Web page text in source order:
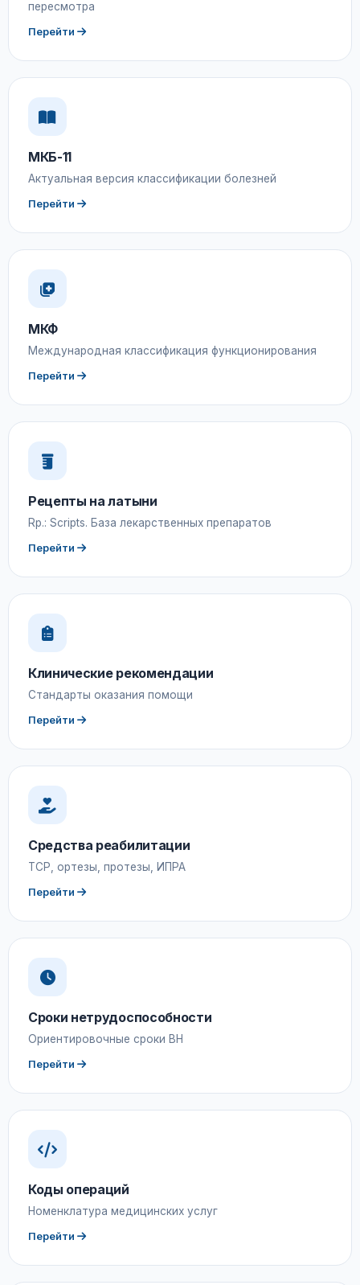
пересмотра
Перейти
МКБ-11
Актуальная версия классификации болезней
Перейти
МКФ
Международная классификация функционирования
Перейти
Рецепты на латыни
Rp.: Scripts. База лекарственных препаратов
Перейти
Клинические рекомендации
Стандарты оказания помощи
Перейти
Средства реабилитации
ТСР, ортезы, протезы, ИПРА
Перейти
Сроки нетрудоспособности
Ориентировочные сроки ВН
Перейти
Коды операций
Номенклатура медицинских услуг
Перейти